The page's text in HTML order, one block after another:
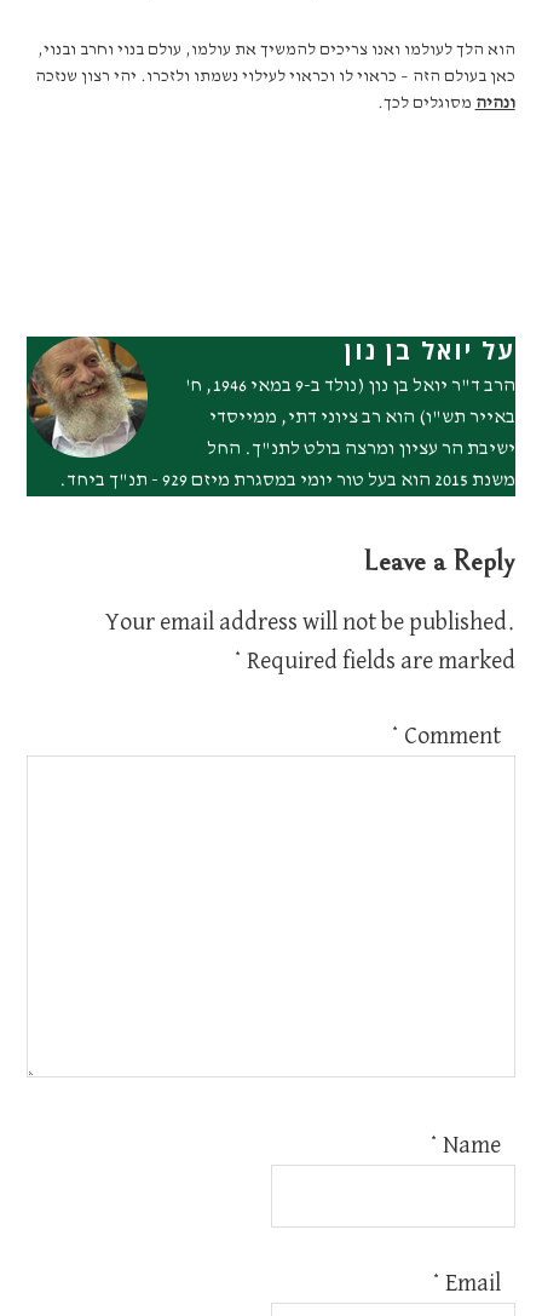
הוא הלך לעולמו ואנו צריכים להמשיך את עולמו, עולם בנוי וחרב ובנוי,
כאן בעולם הזה – כראוי לו וכראוי לעילוי נשמתו ולזכרו. יהי רצון שנזכה
ונהיהמסוגלים לכך.
על יואל בן נון
הרב ד"ר יואל בן נון (נולד ב-9 במאי 1946, ח'
באייר תש"ו) הוא רב ציוני דתי, ממייסדי
ישיבת הר עציון ומרצה בולט לתנ"ך. החל
משנת 2015 הוא בעל טור יומי במסגרת מיזם 929 - תנ"ך ביחד.
Leave a Reply
Your email address will not be published.
Required fields are marked
*
Comment
*
Name
*
Email
*